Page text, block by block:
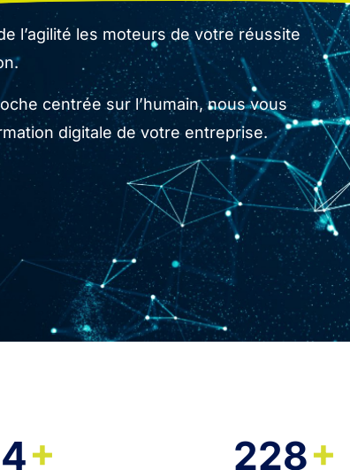
l’agilité les moteurs de votre réussite
centrée sur l’humain, nous vous
digitale de votre entreprise.
+ 228+